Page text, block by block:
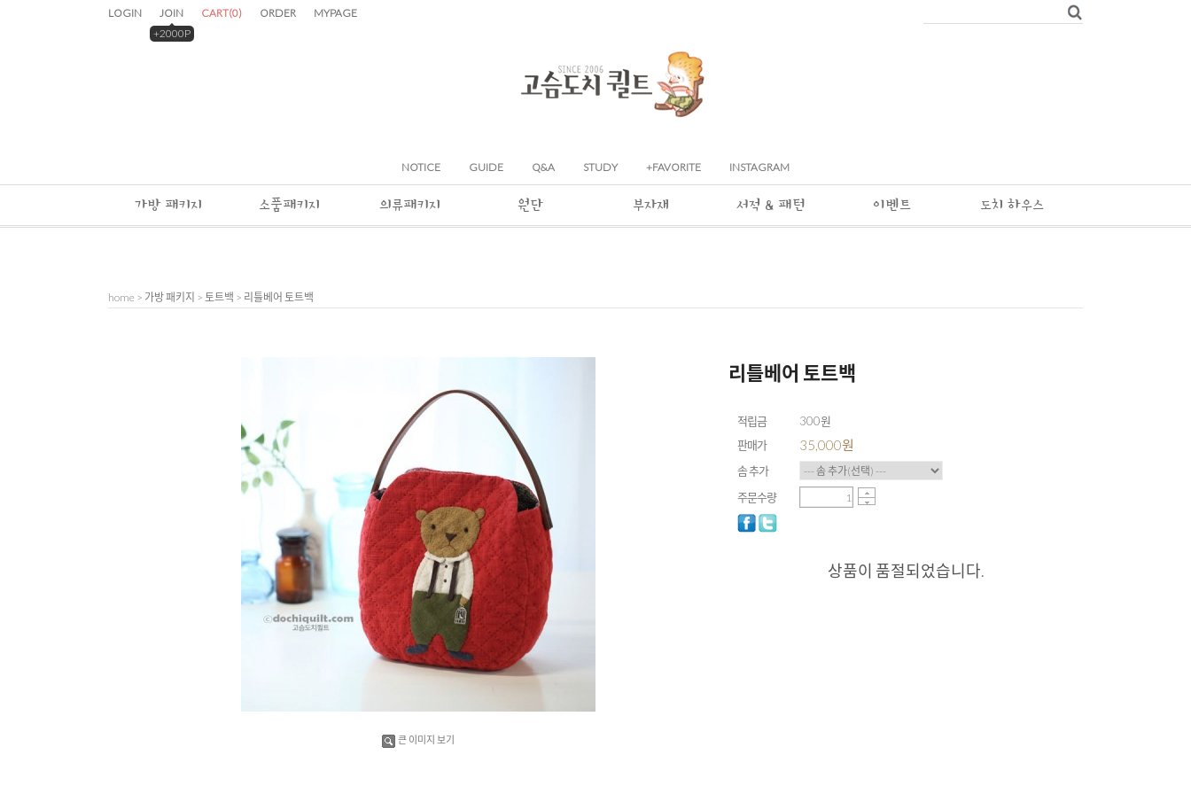
LOGIN
JOIN
+2000P
CART(0) ORDER MYPAGE
NOTICE GUIDE Q&A STUDY +FAVORITE INSTAGRAM
가방 패키지 소품패키지 의류패키지 원단 부자재 서적 & 패턴 이벤트 도치 하우스
home > 가방 패키지 > 토트백 > 리틀베어 토트백
큰 이미지 보기
리틀베어 토트백
적립금
300원
판매가
35,000원
솜 추가
주문수량
상품이 품절되었습니다.